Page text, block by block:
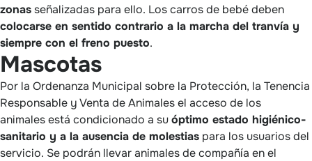
zonas señalizadas para ello. Los carros de bebé deben
colocarse en sentido contrario a la marcha del tranvía y
siempre con el freno puesto.
Mascotas
Por la Ordenanza Municipal sobre la Protección, la Tenencia
Responsable y Venta de Animales el acceso de los
animales está condicionado a suóptimo estado higiénico-
sanitario y a la ausencia de molestias para los usuarios del
servicio. Se podrán llevar animales de compañía en el